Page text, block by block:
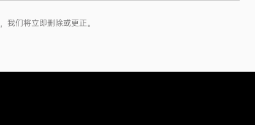
们将立即删除或更正。